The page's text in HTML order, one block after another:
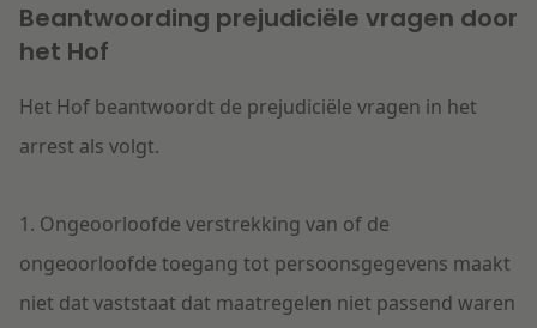
Beantwoording prejudiciële vragen door
het Hof
Het Hof beantwoordt de prejudiciële vragen in het
arrest als volgt.
1. Ongeoorloofde verstrekking van of de
ongeoorloofde toegang tot persoonsgegevens maakt
niet dat vaststaat dat maatregelen niet passend waren